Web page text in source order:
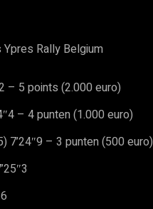
Rally Belgium
– 5 points (2.000 euro)
– 4 punten (1.000 euro)
7’24″9 – 3 punten (500 euro)